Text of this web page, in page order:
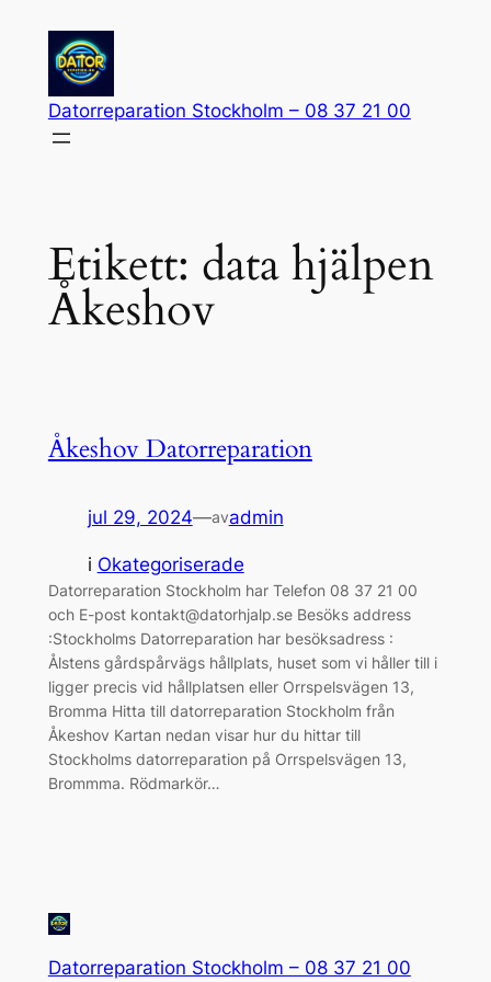
innehåll
Datorreparation Stockholm – 08 37 21 00
Etikett: data hjälpen
Åkeshov
Åkeshov Datorreparation
jul 29, 2024—avadmin
i Okategoriserade
Datorreparation Stockholm har Telefon 08 37 21 00
och E-post kontakt@datorhjalp.se Besöks address
:Stockholms Datorreparation har besöksadress :
Ålstens gårdspårvägs hållplats, huset som vi håller till i
ligger precis vid hållplatsen eller Orrspelsvägen 13,
Bromma Hitta till datorreparation Stockholm från
Åkeshov Kartan nedan visar hur du hittar till
Stockholms datorreparation på Orrspelsvägen 13,
Brommma. Rödmarkör…
Datorreparation Stockholm – 08 37 21 00